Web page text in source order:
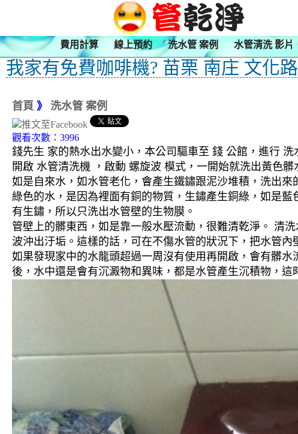
費用計算 線上預約 洗水管 案例 水管清洗 影片
我家有免費咖啡機? 苗栗 南庄 文化
首頁 》 洗水管 案例
觀看次數：3996
錢先生 家的熱水出水變小，本公司驅車至 錢 公館，進行
開啟 水管清洗機 ，啟動 螺旋波 模式，一開始就洗出黃色
如是自來水，如水管老化，會產生鐵鏽跟泥沙堆積，洗出
綠色的水，是因為裡面有銅的物質，生鏽產生銅綠，如是
有生鏽，所以只洗出水管壁的生物膜。
管壁上的髒東西，如是靠一般水壓流動，很難清乾淨。 清
波沖出汙垢。這樣的話，可在不傷水管的狀況下，把水管內
如果發現家中的水龍頭超過一周沒有使用再開啟，會有髒
後，水中還是會有沉澱物和異味，都是水管產生沉積物，這